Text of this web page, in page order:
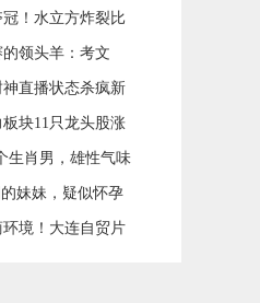
！水立方炸裂比
领头羊：考文
坦德
直播状态杀疯新
花板块11只龙头股涨
生肖男，雄性气味
妹妹，疑似怀孕
境！大连自贸片